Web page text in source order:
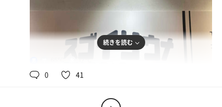
続きを読む
0 41